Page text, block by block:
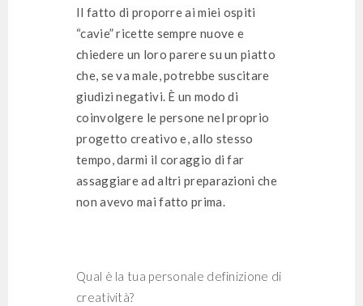
Il fatto di proporre ai miei ospiti
“cavie” ricette sempre nuove e
chiedere un loro parere su un piatto
che, se va male, potrebbe suscitare
giudizi negativi. È un modo di
coinvolgere le persone nel proprio
progetto creativo e, allo stesso
tempo, darmi il coraggio di far
assaggiare ad altri preparazioni che
non avevo mai fatto prima.
Qual è la tua personale definizione di
creatività?